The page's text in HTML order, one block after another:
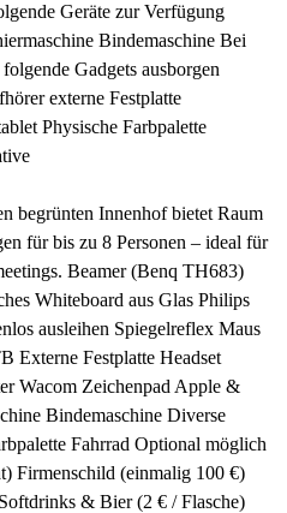
Geräte zur Verfügung
Bindemaschine Bei
Gadgets ausborgen
externe Festplatte
Physische Farbpalette
begrünten Innenhof bietet Raum
für bis zu 8 Personen – ideal für
Beamer (Benq TH683)
Whiteboard aus Glas Philips
ausleihen Spiegelreflex Maus
Externe Festplatte Headset
Wacom Zeichenpad Apple &
Bindemaschine Diverse
Fahrrad Optional möglich
Firmenschild (einmalig 100 €)
& Bier (2 € / Flasche)